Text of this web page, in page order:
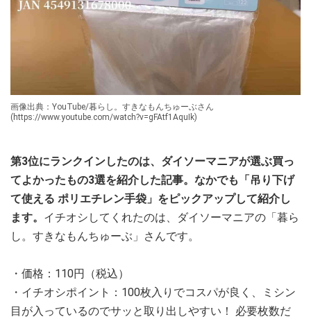
画像出典：YouTube/暮らし。すきなもんちゅーぶさん
(https://www.youtube.com/watch?v=gFAtf1AquIk)
第3位にランクインしたのは、ダイソーマニアが選ぶ買っ
てよかったもの3選を紹介した記事。なかでも「吊り下げ
て使える ポリエチレン手袋」をピックアップして紹介し
ます。 イチオシしてくれたのは、ダイソーマニアの「暮ら
し。すきなもんちゅーぶ」さんです。
・価格：110円（税込）
・イチオシポイント：100枚入りでコスパが良く、ミシン
目が入っているのでサッと取り出しやすい！ 必要枚数だ